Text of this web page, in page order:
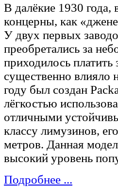
В далёкие 1930 года,
концерны, как
У двух первых
преобретались за
приходилось
существенно влияло
году был создан
лёгкостью
отличными
классу лимузинов,
метров. Данная
высокий уровень
Подробнее ...